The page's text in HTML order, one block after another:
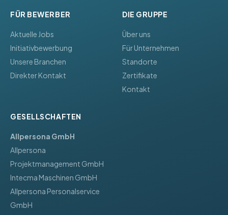
FÜR BEWERBER
Aktuelle Jobs
Initiativbewerbung
Unsere Branchen
Direkter Kontakt
DIE GRUPPE
Über uns
Für Unternehmen
Standorte
Zertifikate
Kontakt
GESELLSCHAFTEN
Allpersona GmbH
Allpersona
Projektmanagement GmbH
Intecma Maschinen GmbH
Allpersona Personalservice
GmbH